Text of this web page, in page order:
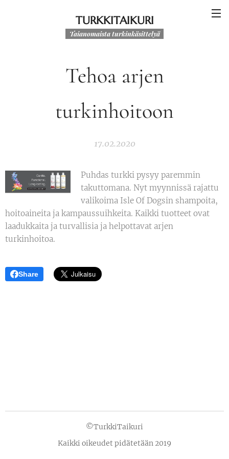
TURKKITAIKURI
Taianomaista turkinkäsittelyä
Tehoa arjen
turkinhoitoon
17.02.2020
Puhdas turkki pysyy paremmin
takuttomana. Nyt myynnissä rajattu
valikoima Isle Of Dogsin shampoita,
hoitoaineita ja kampaussuihkeita. Kaikki tuotteet ovat
laadukkaita ja turvallisia ja helpottavat arjen
turkinhoitoa.
Share
©TurkkiTaikuri
Kaikki oikeudet pidätetään 2019